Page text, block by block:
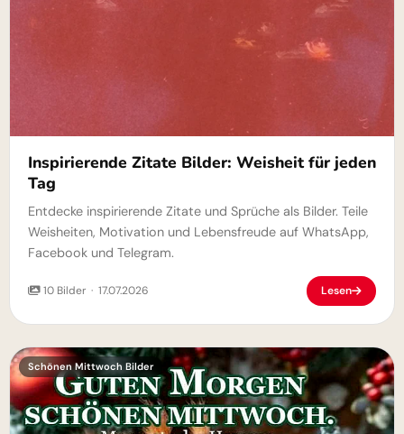
Inspirierende Zitate Bilder: Weisheit für jeden
Tag
Entdecke inspirierende Zitate und Sprüche als Bilder. Teile
Weisheiten, Motivation und Lebensfreude auf WhatsApp,
Facebook und Telegram.
10 Bilder · 17.07.2026 Lesen
Schönen Mittwoch Bilder